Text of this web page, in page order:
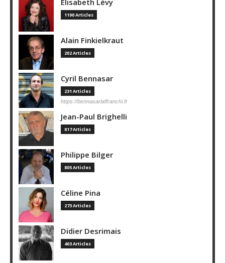
1190 Articles
Alain Finkielkraut
202 Articles
Cyril Bennasar
231 Articles
https://bennasarlaffranchi.fr
Jean-Paul Brighelli
817 Articles
Philippe Bilger
805 Articles
Céline Pina
273 Articles
Didier Desrimais
403 Articles